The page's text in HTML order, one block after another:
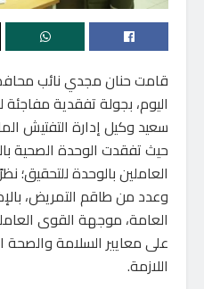
قامت حنان مجدي نائب
اليوم، بجولة تفقدية مفاجئة
سعيد وكيل إدارة التفتيش
حيث تفقدت الوحدة الصحية
العاملين بالوحدة للتحقيق؛
وعدد من طاقم التمريض،
العامة، موجهة القوى
على معايير السلامة والصحة
اللازمة.